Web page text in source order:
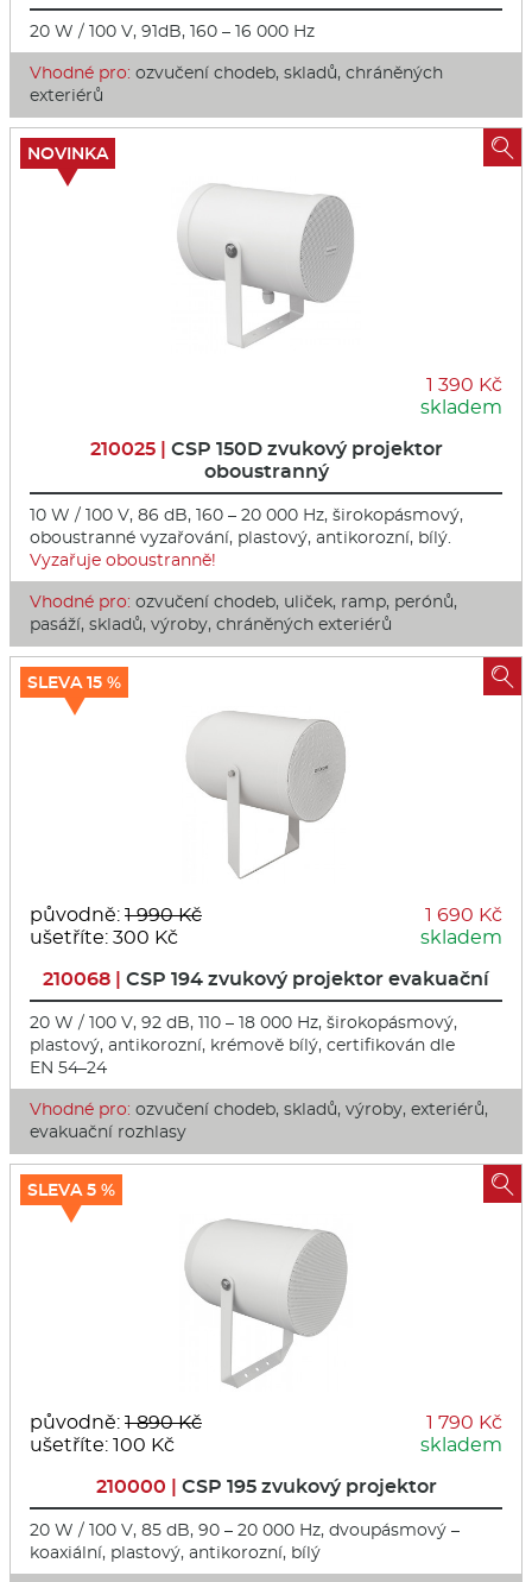
20 W / 100 V, 91dB, 160 – 16 000 Hz
Vhodné pro: ozvučení chodeb, skladů, chráněných
exteriérů
1 390 Kč
skladem
210025 | CSP 150D zvukový projektor
oboustranný
10 W / 100 V, 86 dB, 160 – 20 000 Hz, širokopásmový,
oboustranné vyzařování, plastový, antikorozní, bílý.
Vyzařuje oboustranně!
Vhodné pro: ozvučení chodeb, uliček, ramp, perónů,
pasáží, skladů, výroby, chráněných exteriérů
NOVINKA 
původně: 1 990 Kč
ušetříte: 300 Kč
1 690 Kč
skladem
210068 | CSP 194 zvukový projektor evakuační
20 W / 100 V, 92 dB, 110 – 18 000 Hz, širokopásmový,
plastový, antikorozní, krémově bílý, certifikován dle
EN 54–24
Vhodné pro: ozvučení chodeb, skladů, výroby, exteriérů,
evakuační rozhlasy
SLEVA 15 % 
původně: 1 890 Kč
ušetříte: 100 Kč
1 790 Kč
skladem
210000 | CSP 195 zvukový projektor
20 W / 100 V, 85 dB, 90 – 20 000 Hz, dvoupásmový –
koaxiální, plastový, antikorozní, bílý
SLEVA 5 % 